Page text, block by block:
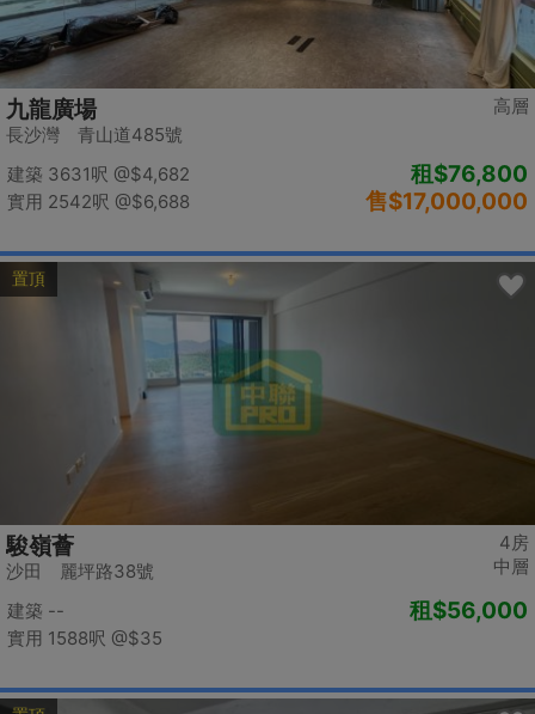
高層
九龍廣場
長沙灣 青山道485號
建築 3631呎 @$4,682
實用 2542呎 @$6,688
租$76,800
售$17,000,000
置頂
4房
中層
駿嶺薈
沙田 麗坪路38號
建築 --
實用 1588呎 @$35
租$56,000